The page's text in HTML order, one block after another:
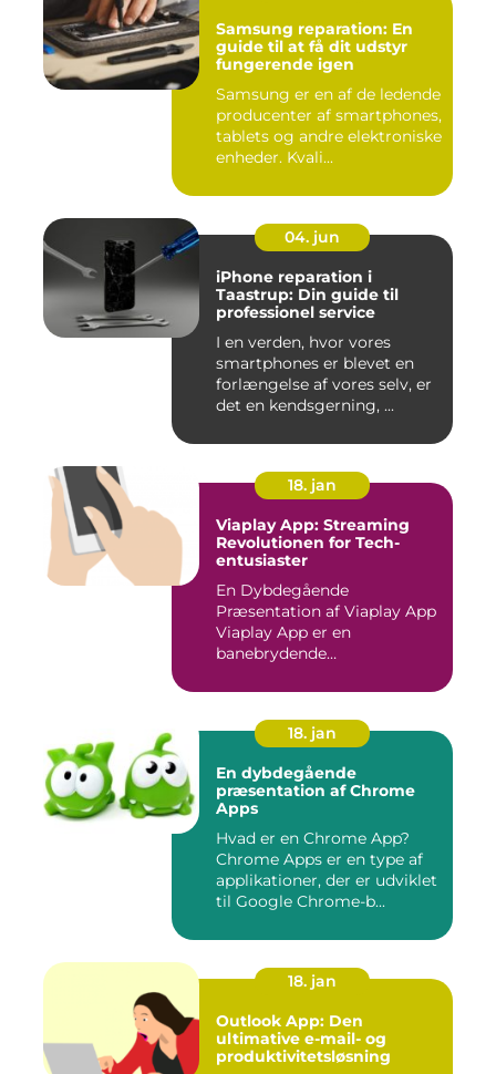
Samsung reparation: En
guide til at få dit udstyr
fungerende igen
Samsung er en af de ledende
producenter af smartphones,
tablets og andre elektroniske
enheder. Kvali...
04. jun
iPhone reparation i
Taastrup: Din guide til
professionel service
I en verden, hvor vores
smartphones er blevet en
forlængelse af vores selv, er
det en kendsgerning, ...
18. jan
Viaplay App: Streaming
Revolutionen for Tech-
entusiaster
En Dybdegående
Præsentation af Viaplay App
Viaplay App er en
banebrydende
18. jan
En dybdegående
præsentation af Chrome
Apps
Hvad er en Chrome App?
Chrome Apps er en type af
applikationer, der er udviklet
til Google Chrome-b...
18. jan
Outlook App: Den
ultimative e-mail- og
produktivitetsløsning